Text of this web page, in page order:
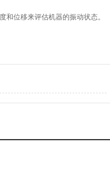
和位移来评估机器的振动状态。